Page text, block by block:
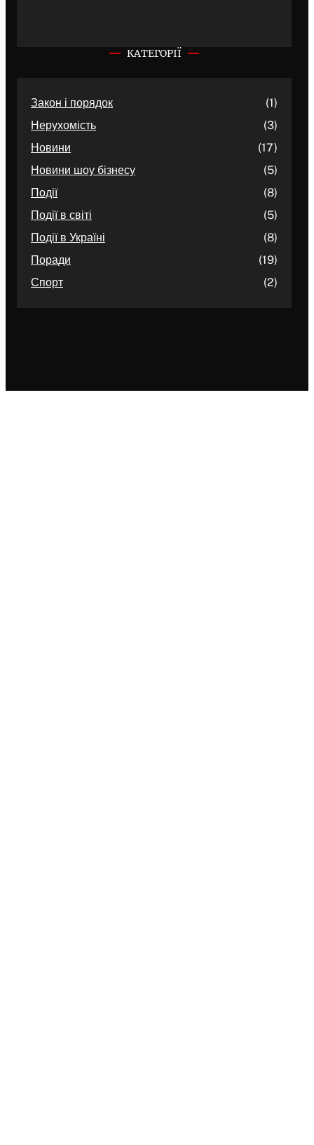
КАТЕГОРІЇ
Закон і порядок
(1)
Нерухомість
(3)
Новини
(17)
Новини шоу бізнесу
(5)
Події
(8)
Події в світі
(5)
Події в Україні
(8)
Поради
(19)
Спорт
(2)